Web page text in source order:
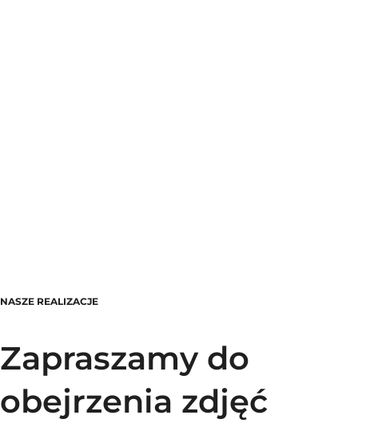
NASZE REALIZACJE
Zapraszamy do
obejrzenia zdjęć